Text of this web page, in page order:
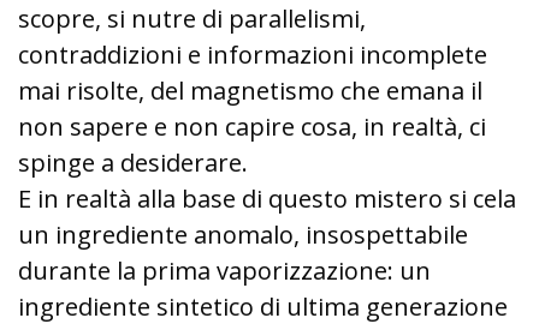
scopre, si nutre di parallelismi,
contraddizioni e informazioni incomplete
mai risolte, del magnetismo che emana il
non sapere e non capire cosa, in realtà, ci
spinge a desiderare.
E in realtà alla base di questo mistero si cela
un ingrediente anomalo, insospettabile
durante la prima vaporizzazione: un
ingrediente sintetico di ultima generazione